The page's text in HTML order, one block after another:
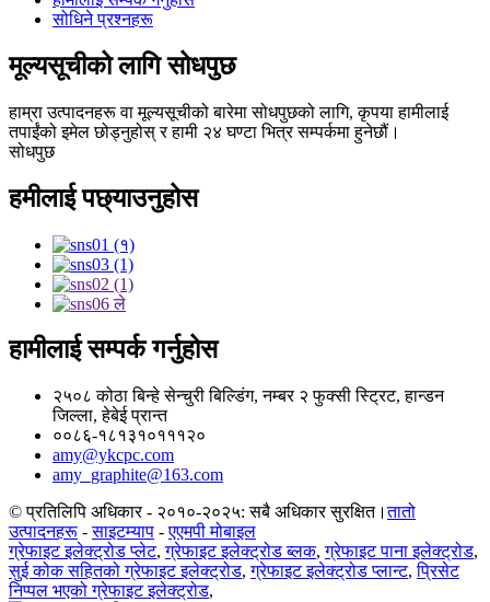
सोधिने प्रश्नहरू
मूल्यसूचीको लागि सोधपुछ
हाम्रा उत्पादनहरू वा मूल्यसूचीको बारेमा सोधपुछको लागि, कृपया हामीलाई
तपाईंको इमेल छोड्नुहोस् र हामी २४ घण्टा भित्र सम्पर्कमा हुनेछौं।
सोधपुछ
हमीलाई पछ्याउनुहोस
हामीलाई सम्पर्क गर्नुहोस
२५०८ कोठा बिन्हे सेन्चुरी बिल्डिंग, नम्बर २ फुक्सी स्ट्रिट, हान्डन
जिल्ला, हेबेई प्रान्त
००८६-१८१३१०१११२०
amy@ykcpc.com
amy_graphite@163.com
© प्रतिलिपि अधिकार - २०१०-२०२५: सबै अधिकार सुरक्षित।तातो
उत्पादनहरू -साइटम्याप -एएमपी मोबाइल
ग्रेफाइट इलेक्ट्रोड प्लेट,ग्रेफाइट इलेक्ट्रोड ब्लक,ग्रेफाइट पाना इलेक्ट्रोड,
सुई कोक सहितको ग्रेफाइट इलेक्ट्रोड,ग्रेफाइट इलेक्ट्रोड प्लान्ट,प्रिसेट
निप्पल भएको ग्रेफाइट इलेक्ट्रोड,